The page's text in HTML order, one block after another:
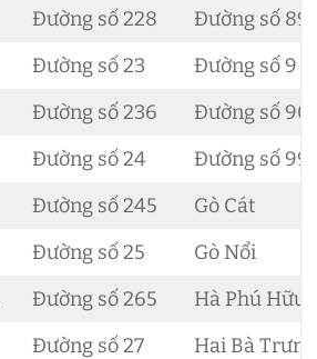
Đường số 228
Đường số
Đường số 23
Đường số 9
Đường số 236
Đường số
Đường số 24
Đường số
Đường số 245
Gò Cát
Đường số 25
Gò Nổi
Đường số 265
Hà Phú Hữu
Đường số 27
Hai Bà Trưng